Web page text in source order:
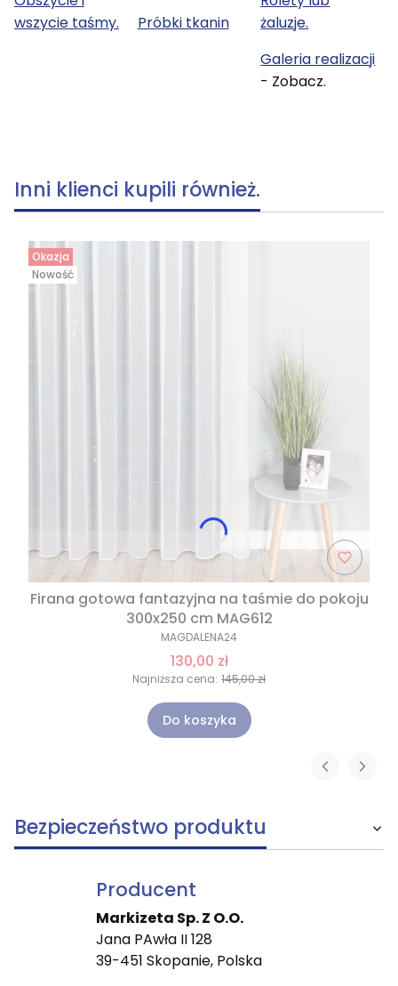
wszycie taśmy.
Próbki tkanin
żaluzje.
Galeria realizacji
- Zobacz.
Inni klienci kupili również.
Okazja
Nowość
Firana gotowa fantazyjna na taśmie do pokoju
300x250 cm MAG612
MAGDALENA24
130,00 zł
Najniższa cena: 145,00 zł
Do koszyka
Bezpieczeństwo produktu
Producent
Markizeta Sp. Z O.O.
Jana PAwła II 128
39-451 Skopanie, Polska